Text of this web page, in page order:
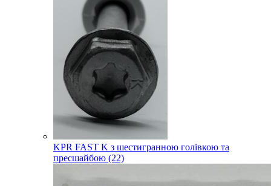
KPR FAST K з шестигранною голівкою та
пресшайбою (22)